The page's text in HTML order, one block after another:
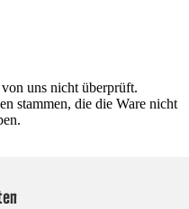
uns nicht überprüft.
stammen, die die Ware nicht